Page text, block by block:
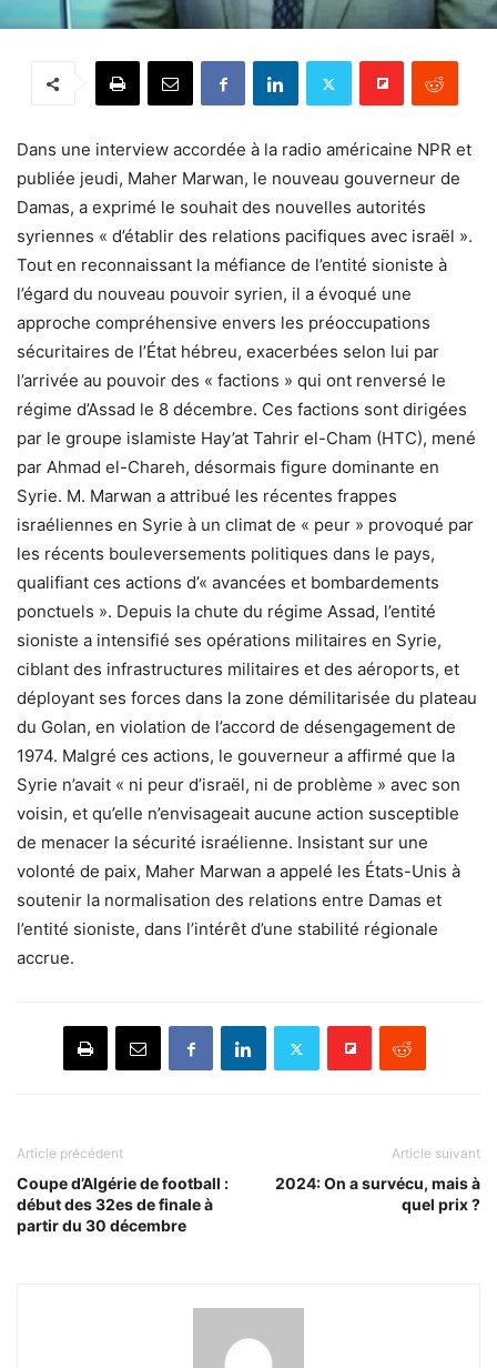
Dans une interview accordée à la radio américaine NPR et
publiée jeudi, Maher Marwan, le nouveau gouverneur de
Damas, a exprimé le souhait des nouvelles autorités
syriennes « d’établir des relations pacifiques avec israël ».
Tout en reconnaissant la méfiance de l’entité sioniste à
l’égard du nouveau pouvoir syrien, il a évoqué une
approche compréhensive envers les préoccupations
sécuritaires de l’État hébreu, exacerbées selon lui par
l’arrivée au pouvoir des « factions » qui ont renversé le
régime d’Assad le 8 décembre. Ces factions sont dirigées
par le groupe islamiste Hay’at Tahrir el-Cham (HTC), mené
par Ahmad el-Chareh, désormais figure dominante en
Syrie. M. Marwan a attribué les récentes frappes
israéliennes en Syrie à un climat de « peur » provoqué par
les récents bouleversements politiques dans le pays,
qualifiant ces actions d’« avancées et bombardements
ponctuels ». Depuis la chute du régime Assad, l’entité
sioniste a intensifié ses opérations militaires en Syrie,
ciblant des infrastructures militaires et des aéroports, et
déployant ses forces dans la zone démilitarisée du plateau
du Golan, en violation de l’accord de désengagement de
1974. Malgré ces actions, le gouverneur a affirmé que la
Syrie n’avait « ni peur d’israël, ni de problème » avec son
voisin, et qu’elle n’envisageait aucune action susceptible
de menacer la sécurité israélienne. Insistant sur une
volonté de paix, Maher Marwan a appelé les États-Unis à
soutenir la normalisation des relations entre Damas et
l’entité sioniste, dans l’intérêt d’une stabilité régionale
accrue.
Article précédent
Coupe d’Algérie de football :
début des 32es de finale à
partir du 30 décembre
Article suivant
2024: On a survécu, mais à
quel prix ?